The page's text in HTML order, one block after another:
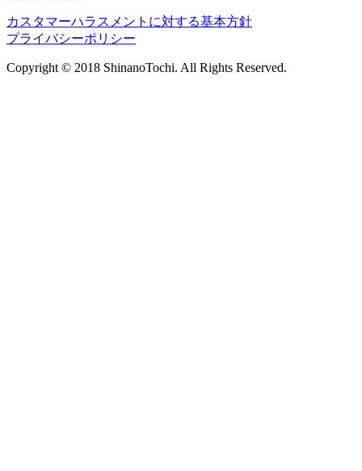
カスタマーハラスメントに対する基本方針
プライバシーポリシー
Copyright © 2018 ShinanoTochi. All Rights Reserved.